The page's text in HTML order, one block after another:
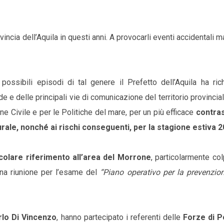
dell’Aquila in questi anni. A provocarli eventi accidentali
episodi di tal genere il Prefetto dell’Aquila ha
e delle principali vie di comunicazione del territorio
Civile e per le Politiche del mare, per un più efficace
nonché ai rischi conseguenti, per la stagione estiva
riferimento all’area del Morrone, particolarmente
riunione per l’esame del “Piano operativo per la
Di Vincenzo, hanno partecipato i referenti delle Forze di